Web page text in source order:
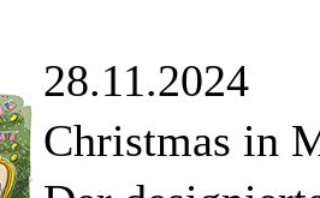
28.11.2024
Christmas in